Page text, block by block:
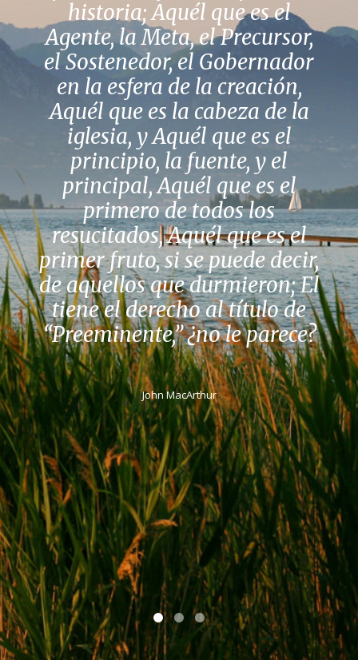
historia; Aquél que es el
Agente, la Meta, el Precursor,
el Sostenedor, el Gobernador
en la esfera de la creación,
Aquél que es la cabeza de la
iglesia, y Aquél que es el
principio, la fuente, y el
principal, Aquél que es el
primero de todos los
resucitados, Aquél que es el
primer fruto, si se puede decir,
de aquellos que durmieron; El
tiene el derecho al título de
“Preeminente,” ¿no le parece?
John MacArthur